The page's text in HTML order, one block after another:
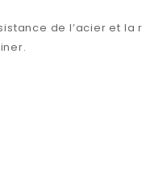
de l’acier et la